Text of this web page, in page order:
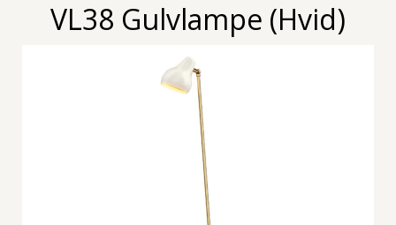
VL38 Gulvlampe (Hvid)